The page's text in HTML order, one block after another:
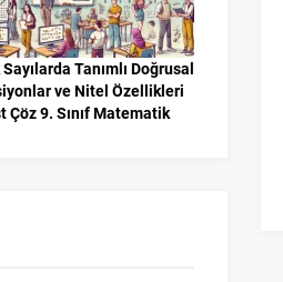
Tanımlı Doğrusal
ve Nitel Özellikleri
Çöz 9. Sınıf Matematik